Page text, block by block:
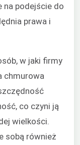
na podejście do
prawa i
w jaki firmy
chmurowa
co czyni ją
wielkości.
sobą również